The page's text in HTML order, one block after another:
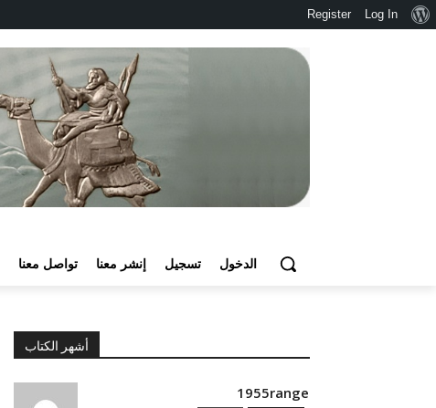
تواصل معنا إنشر معنا تسجيل الدخول
أشهر الكتاب
1955range
نبذةLog In
Register